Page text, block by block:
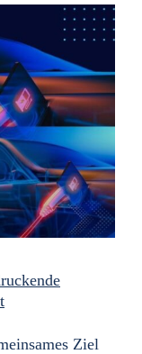
Ziel